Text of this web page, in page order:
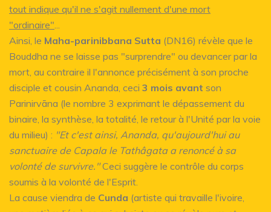
tout indique qu'il ne s'agit nullement d'une mort
"ordinaire"
Ainsi, le Maha-parinibbana Sutta (DN16) révèle que le
Bouddha ne se laisse pas "surprendre" ou devancer par la
mort, au contraire il l'annonce précisément à son proche
disciple et cousin Ananda, ceci 3 mois avant son
Parinirvāna (le nombre 3 exprimant le dépassement du
binaire, la synthèse, la totalité, le retour à l'Unité par la voie
du milieu) : "Et c'est ainsi, Ananda, qu'aujourd'hui au
sanctuaire de Capala le Tathâgata a renoncé à sa
volonté de survivre."Ceci suggère le contrôle du corps
soumis à la volonté de l'Esprit.
La cause viendra de Cunda (artiste qui travaille l'ivoire,